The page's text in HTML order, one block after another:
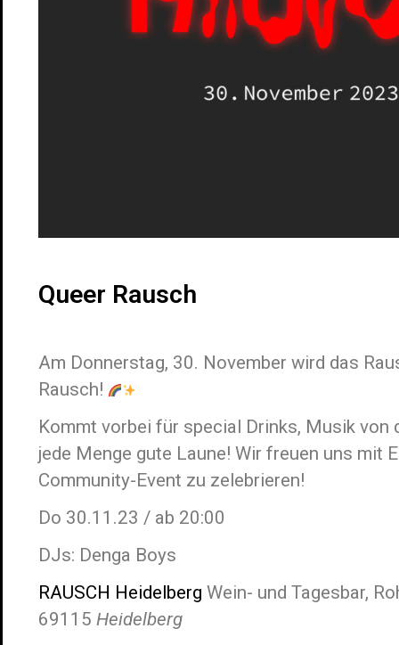
Queer Rausch
Am Donnerstag, 30. November wird das
Rausch!
Kommt vorbei für special Drinks, Musik von
jede Menge gute Laune! Wir freuen uns mit
Community-Event zu zelebrieren!
Do 30.11.23 / ab 20:00
DJs: Denga Boys
RAUSCH Heidelberg Wein- und Tagesbar,
69115 Heidelberg